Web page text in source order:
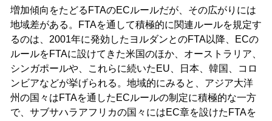
増加傾向をたどるFTAのECルールだが、その広がりには
地域差がある。FTAを通して積極的に関連ルールを規定す
るのは、2001年に発効したヨルダンとのFTA以降、ECの
ルールをFTAに設けてきた米国のほか、オーストラリア、
シンガポールや、これらに続いたEU、日本、韓国、コロ
ンビアなどが挙げられる。地域的にみると、アジア大洋
州の国々はFTAを通したECルールの制定に積極的な一方
で、サブサハラアフリカの国々にはEC章を設けたFTAを